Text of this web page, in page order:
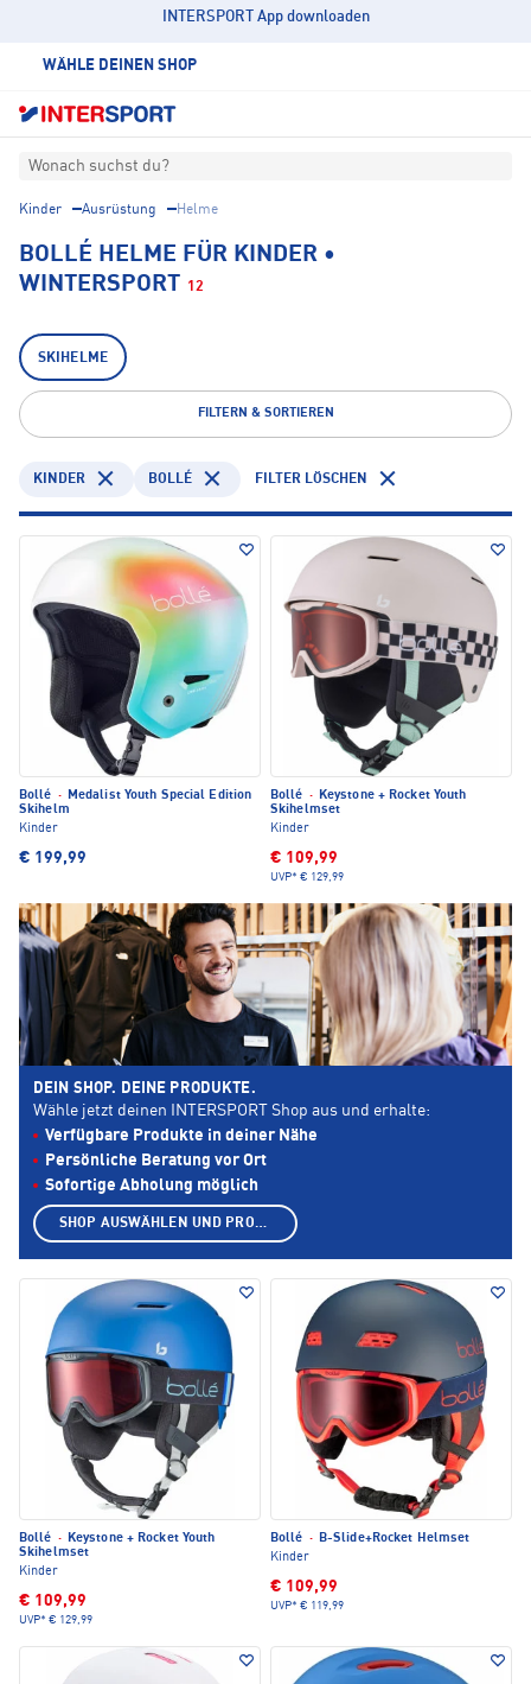
INTERSPORT App downloaden
WÄHLE DEINEN SHOP
Wonach suchst du?
Kinder Ausrüstung Helme
BOLLÉ HELME FÜR KINDER •
WINTERSPORT
12
SKIHELME
FILTERN & SORTIEREN
KINDER BOLLÉ FILTER LÖSCHEN
Bollé ·
Medalist Youth Special Edition
Skihelm
Kinder
€ 199,99
Bollé ·
Keystone + Rocket Youth
Skihelmset
Kinder
€ 109,99
UVP* € 129,99
Bollé · Keystone + Rocket Youth
Skihelmset
Kinder
€ 109,99
UVP* € 129,99
Bollé · B-Slide+Rocket Helmset
Kinder
€ 109,99
UVP* € 119,99
DEIN SHOP. DEINE PRODUKTE.
Wähle jetzt deinen INTERSPORT Shop aus und erhalte:
Verfügbare Produkte in deiner Nähe
Persönliche Beratung vor Ort
Sofortige Abholung möglich
SHOP AUSWÄHLEN UND PRODUKTE ANZEIGEN